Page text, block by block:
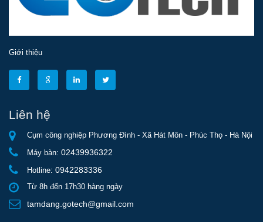
Giới thiệu
Liên hệ
Cụm công nghiệp Phương Đình - Xã Hát Môn - Phúc Thọ - Hà Nội
Máy bàn: 02439936322
Hotline: 0942283336
Từ 8h đến 17h30 hàng ngày
tamdang.gotech@gmail.com